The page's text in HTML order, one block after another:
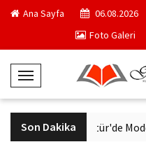
Ana Sayfa
06.08.2026
Foto Galeri
T
o
g
g
Son Dakika
VakıfBank Kültür'de